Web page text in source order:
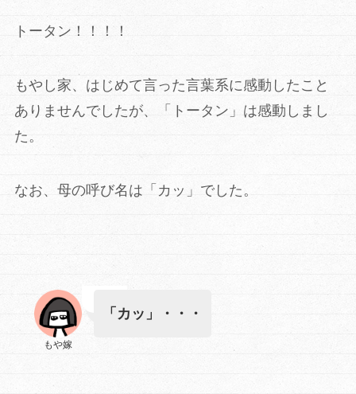
トータン！！！！
もやし家、はじめて言った言葉系に感動したこと
ありませんでしたが、「トータン」は感動しまし
た。
なお、母の呼び名は「カッ」でした。
もや嫁
「カッ」・・・